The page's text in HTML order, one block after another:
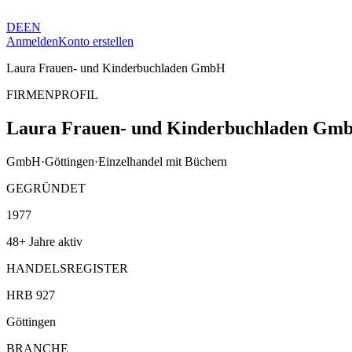
DEEN
AnmeldenKonto erstellen
Laura Frauen- und Kinderbuchladen GmbH
FIRMENPROFIL
Laura Frauen- und Kinderbuchladen
GmbH·Göttingen·Einzelhandel mit Büchern
GEGRÜNDET
1977
48+ Jahre aktiv
HANDELSREGISTER
HRB 927
Göttingen
BRANCHE